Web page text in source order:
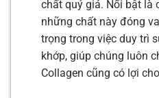
chất quý giá. Nổi bật là
những chất này đóng
trọng trong việc duy trì
khớp, giúp chúng luôn
Collagen cũng có lợi